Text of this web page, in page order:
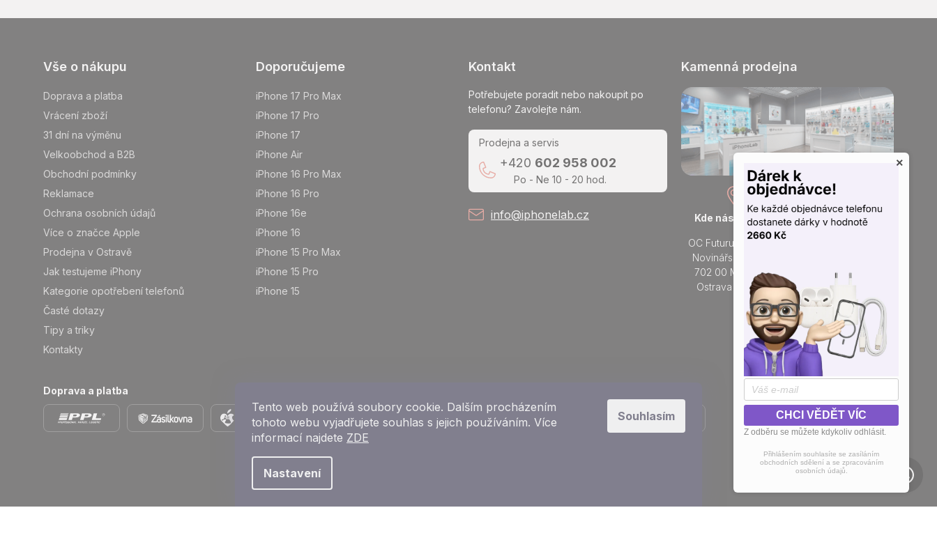
Tento web používá soubory cookie. Dalším procházením
tohoto webu vyjadřujete souhlas s jejich používáním. Více
informací najdete ZDE
Nastavení
Souhlasím
Vše o nákupu
Doprava a platba
Vrácení zboží
31 dní na výměnu
Velkoobchod a B2B
Obchodní podmínky
Reklamace
Ochrana osobních údajů
Více o značce Apple
Prodejna v Ostravě
Jak testujeme iPhony
Kategorie opotřebení telefonů
Časté dotazy
Tipy a triky
Kontakty
Doporučujeme
iPhone 17 Pro Max
iPhone 17 Pro
iPhone 17
iPhone Air
iPhone 16 Pro Max
iPhone 16 Pro
iPhone 16e
iPhone 16
iPhone 15 Pro Max
iPhone 15 Pro
iPhone 15
Kontakt
Potřebujete poradit nebo nakoupit po
telefonu? Zavolejte nám.
Prodejna a servis
+420 602 958 002
Po - Ne 10 - 20 hod.
info@iphonelab.cz
Kamenná prodejna
Kde nás najdete
OC Futurum Ostrava
Novinářská 3178/6
702 00 Moravská
Ostrava a Přívoz
Otevřeno každý den
Do prodejny
Doprava a platba Přidejte se k nám na sítích
Copyright 2026
×
CHCI VĚDĚT VÍC
Z odběru se můžete kdykoliv odhlásit.
Přihlášením souhlasíte se zasíláním
obchodních sdělení a se zpracováním
osobních údajů.